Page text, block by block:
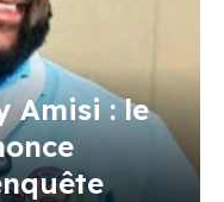
Amisi : le